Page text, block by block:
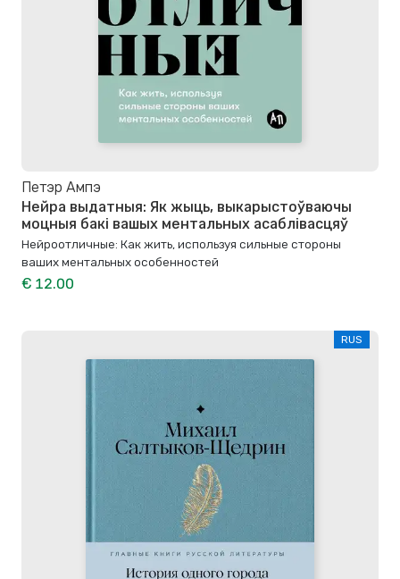
Петэр Ампэ
Нейра выдатныя: Як жыць, выкарыстоўваючы
моцныя бакі вашых ментальных асаблівасцяў
Нейроотличные: Как жить, используя сильные стороны
ваших ментальных особенностей
€ 12.00
RUS